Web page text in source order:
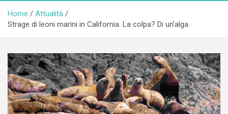
Home
Attualità
Strage di leoni marini in California. La colpa? Di un’alga